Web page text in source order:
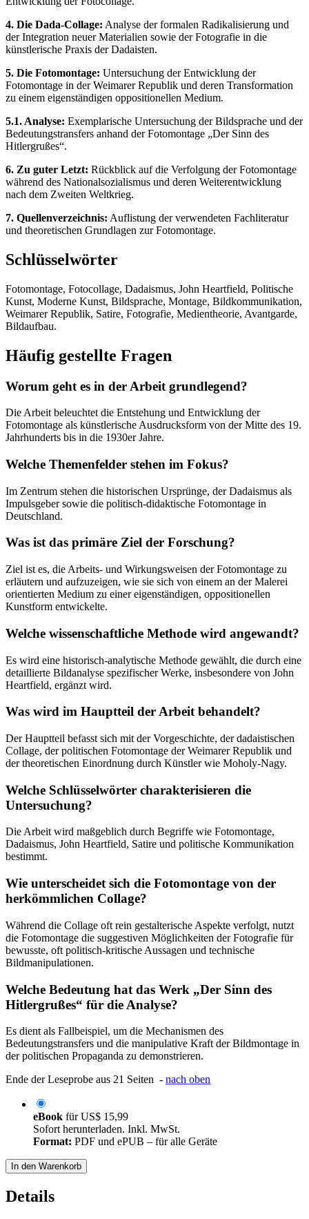
4. Die Dada-Collage: Analyse der formalen Radikalisierung und
der Integration neuer Materialien sowie der Fotografie in die
künstlerische Praxis der Dadaisten.
5. Die Fotomontage: Untersuchung der Entwicklung der
Fotomontage in der Weimarer Republik und deren Transformation
zu einem eigenständigen oppositionellen Medium.
5.1. Analyse: Exemplarische Untersuchung der Bildsprache und der
Bedeutungstransfers anhand der Fotomontage „Der Sinn des
Hitlergrußes“.
6. Zu guter Letzt: Rückblick auf die Verfolgung der Fotomontage
während des Nationalsozialismus und deren Weiterentwicklung
nach dem Zweiten Weltkrieg.
7. Quellenverzeichnis: Auflistung der verwendeten Fachliteratur
und theoretischen Grundlagen zur Fotomontage.
Schlüsselwörter
Fotomontage, Fotocollage, Dadaismus, John Heartfield, Politische
Kunst, Moderne Kunst, Bildsprache, Montage, Bildkommunikation,
Weimarer Republik, Satire, Fotografie, Medientheorie, Avantgarde,
Bildaufbau.
Häufig gestellte Fragen
Worum geht es in der Arbeit grundlegend?
Die Arbeit beleuchtet die Entstehung und Entwicklung der
Fotomontage als künstlerische Ausdrucksform von der Mitte des 19.
Jahrhunderts bis in die 1930er Jahre.
Welche Themenfelder stehen im Fokus?
Im Zentrum stehen die historischen Ursprünge, der Dadaismus als
Impulsgeber sowie die politisch-didaktische Fotomontage in
Deutschland.
Was ist das primäre Ziel der Forschung?
Ziel ist es, die Arbeits- und Wirkungsweisen der Fotomontage zu
erläutern und aufzuzeigen, wie sie sich von einem an der Malerei
orientierten Medium zu einer eigenständigen, oppositionellen
Kunstform entwickelte.
Welche wissenschaftliche Methode wird angewandt?
Es wird eine historisch-analytische Methode gewählt, die durch eine
detaillierte Bildanalyse spezifischer Werke, insbesondere von John
Heartfield, ergänzt wird.
Was wird im Hauptteil der Arbeit behandelt?
Der Hauptteil befasst sich mit der Vorgeschichte, der dadaistischen
Collage, der politischen Fotomontage der Weimarer Republik und
der theoretischen Einordnung durch Künstler wie Moholy-Nagy.
Welche Schlüsselwörter charakterisieren die
Untersuchung?
Die Arbeit wird maßgeblich durch Begriffe wie Fotomontage,
Dadaismus, John Heartfield, Satire und politische Kommunikation
bestimmt.
Wie unterscheidet sich die Fotomontage von der
herkömmlichen Collage?
Während die Collage oft rein gestalterische Aspekte verfolgt, nutzt
die Fotomontage die suggestiven Möglichkeiten der Fotografie für
bewusste, oft politisch-kritische Aussagen und technische
Bildmanipulationen.
Welche Bedeutung hat das Werk „Der Sinn des
Hitlergrußes“ für die Analyse?
Es dient als Fallbeispiel, um die Mechanismen des
Bedeutungstransfers und die manipulative Kraft der Bildmontage in
der politischen Propaganda zu demonstrieren.
Ende der Leseprobe aus 21 Seiten - nach oben
eBook fürUS$ 15,99
Sofort herunterladen. Inkl. MwSt.
Format: PDF und ePUB – für alle Geräte
In den Warenkorb
Details